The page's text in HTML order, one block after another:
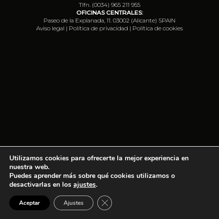
Tlfn. (0034) 965 211 955
OFICINAS CENTRALES:
Paseo de la Explanada, 11. 03002 (Alicante) SPAIN
Aviso legal | Política de privacidad | Política de cookies
Utilizamos cookies para ofrecerte la mejor experiencia en
nuestra web.
Puedes aprender más sobre qué cookies utilizamos o
desactivarlas en los ajustes.
Aceptar Ajustes Cerrar el banner de cookies RGPD